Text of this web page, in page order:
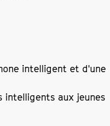
intelligent et d'une
intelligents aux jeunes